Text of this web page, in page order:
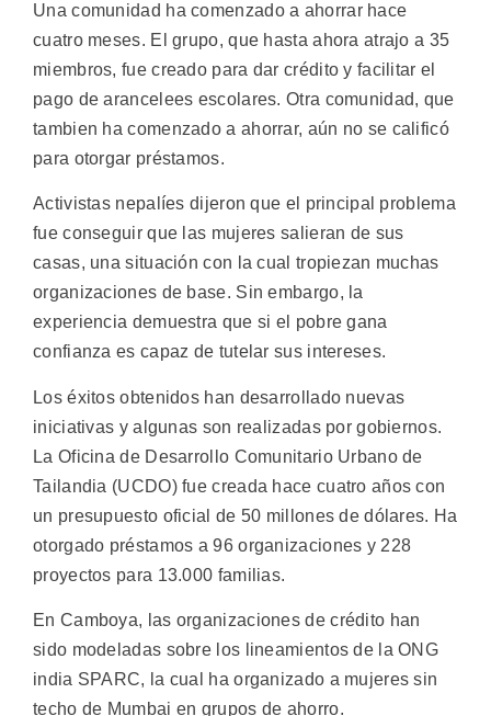
Una comunidad ha comenzado a ahorrar hace
cuatro meses. El grupo, que hasta ahora atrajo a 35
miembros, fue creado para dar crédito y facilitar el
pago de arancelees escolares. Otra comunidad, que
tambien ha comenzado a ahorrar, aún no se calificó
para otorgar préstamos.
Activistas nepalíes dijeron que el principal problema
fue conseguir que las mujeres salieran de sus
casas, una situación con la cual tropiezan muchas
organizaciones de base. Sin embargo, la
experiencia demuestra que si el pobre gana
confianza es capaz de tutelar sus intereses.
Los éxitos obtenidos han desarrollado nuevas
iniciativas y algunas son realizadas por gobiernos.
La Oficina de Desarrollo Comunitario Urbano de
Tailandia (UCDO) fue creada hace cuatro años con
un presupuesto oficial de 50 millones de dólares. Ha
otorgado préstamos a 96 organizaciones y 228
proyectos para 13.000 familias.
En Camboya, las organizaciones de crédito han
sido modeladas sobre los lineamientos de la ONG
india SPARC, la cual ha organizado a mujeres sin
techo de Mumbai en grupos de ahorro.